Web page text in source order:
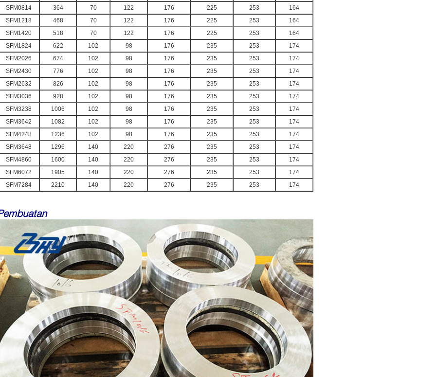
SFM0814
364 70 122 176 225 253
164
SFM1218
468 70 122 176 225 253
164
SFM1420
518 70 122 176 225 253
164
SFM1824
622 102 98 176 235 253
174
SFM2026
674 102 98 176 235 253
174
SFM2430
776 102 98 176 235 253
174
SFM2632
826 102 98 176 235 253
174
SFM3036
928 102 98 176 235 253
174
SFM3238
1006 102 98 176 235 253
174
SFM3642
1082 102 98 176 235 253
174
SFM4248
1236 102 98 176 235 253
174
SFM3648
1296 140 220 276 235 253
174
SFM4860
1600 140 220 276 235 253
174
SFM6072
1905 140 220 276 235 253
174
SFM7284
2210 140 220 276 235 253 174